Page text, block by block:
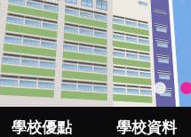
學校優點 學校資料